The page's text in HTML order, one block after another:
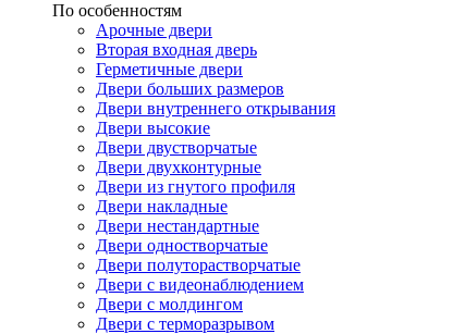
По особенностям
Арочные двери
Вторая входная дверь
Герметичные двери
Двери больших размеров
Двери внутреннего открывания
Двери высокие
Двери двустворчатые
Двери двухконтурные
Двери из гнутого профиля
Двери накладные
Двери нестандартные
Двери одностворчатые
Двери полуторастворчатые
Двери с видеонаблюдением
Двери с молдингом
Двери с терморазрывом